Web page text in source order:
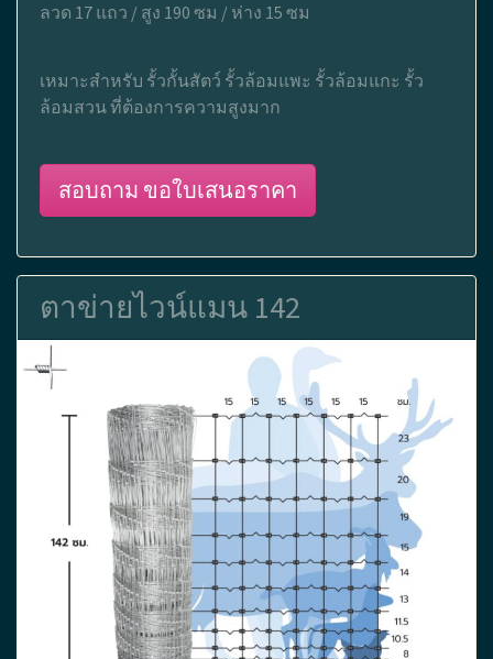
ลวด 17 แถว / สูง 190 ซม / ห่าง 15 ซม
เหมาะสำหรับ รั้วกั้นสัตว์ รั้วล้อมแพะ รั้วล้อมแกะ รั้ว
ล้อมสวน ที่ต้องการความสูงมาก
สอบถาม ขอใบเสนอราคา
ตาข่ายไวน์แมน 142